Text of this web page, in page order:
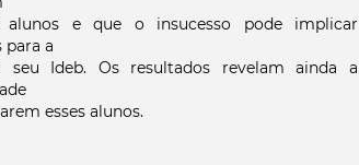
alunos e que o insucesso pode implicar
para a
seu Ideb. Os resultados revelam ainda a
esses alunos.